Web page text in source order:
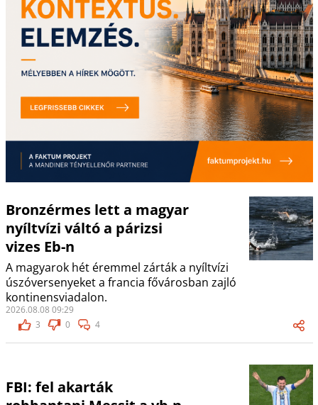
Bronzérmes lett a magyar
nyíltvízi váltó a párizsi
vizes Eb-n
A magyarok hét éremmel zárták a nyíltvízi
úszóversenyeket a francia fővárosban zajló
kontinensviadalon.
2026.08.08 09:29
3
0 4
FBI: fel akarták